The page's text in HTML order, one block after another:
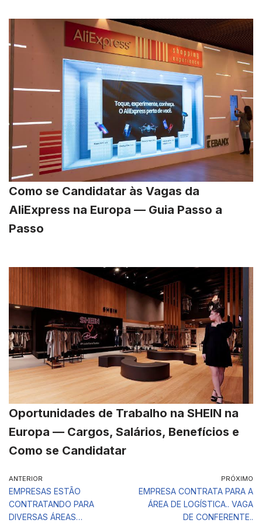
Como se Candidatar às Vagas da
AliExpress na Europa — Guia Passo a
Passo
Oportunidades de Trabalho na SHEIN na
Europa — Cargos, Salários, Benefícios e
Como se Candidatar
ANTERIOR
EMPRESAS ESTÃO
CONTRATANDO PARA
DIVERSAS ÁREAS…
PRÓXIMO
EMPRESA CONTRATA PARA A
ÁREA DE LOGÍSTICA.. VAGA
DE CONFERENTE..